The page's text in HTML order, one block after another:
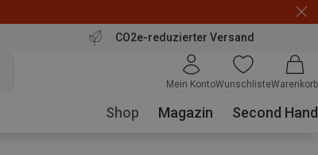
CO2e-reduzierter Versand
Mein KontoWunschlisteWarenkorb
Shop Magazin Second Hand